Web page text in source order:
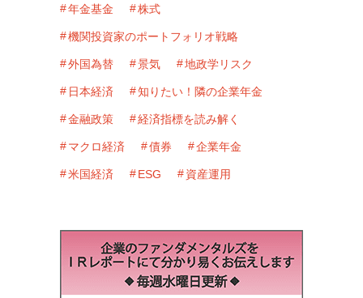
年金基金 株式
機関投資家のポートフォリオ戦略
外国為替 景気 地政学リスク
日本経済 知りたい！隣の企業年金
金融政策 経済指標を読み解く
マクロ経済 債券 企業年金
米国経済 ESG 資産運用